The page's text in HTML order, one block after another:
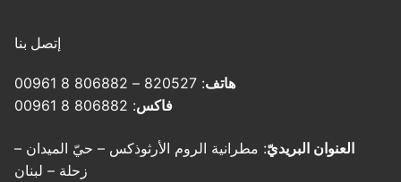
إتصل بنا
هاتف: 820527 – 806882 8 00961
فاكس: 806882 8 00961
العنوان البريديّ: مطرانية الروم الأرثوذكس – حيّ الميدان –
زحلة – لبنان